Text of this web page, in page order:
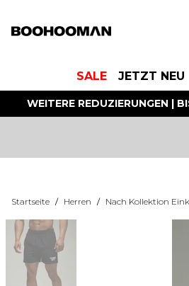
SALE JETZT NEU
WEITERE REDUZIERUNGEN |
Startseite / Herren / Nach Kollektion